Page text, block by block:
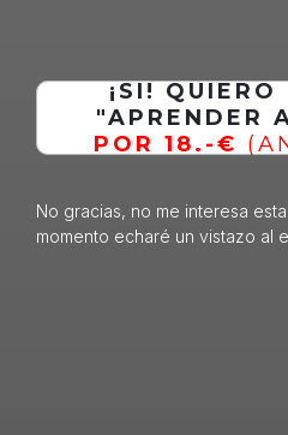
¡SI! QUIERO
"APRENDER
POR 18.-€
No gracias, no me interesa
momento echaré un vistazo al